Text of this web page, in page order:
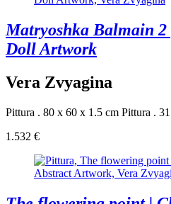
Matryoshka Balmain
Doll Artwork
Vera Zvyagina
Pittura . 80 x 60 x 1.5 cm Pittura .
1.532 €